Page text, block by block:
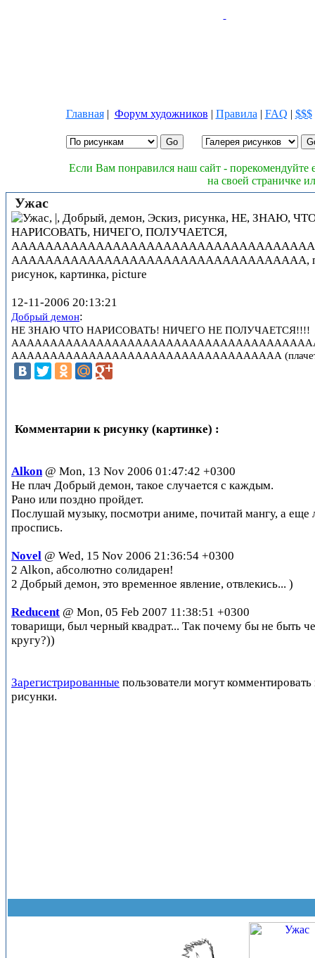
Главная| Форум художников | Правила | FAQ | $$$
Если Вам понравился наш сайт - порекомендуйте
на своей страничке
Ужас
12-11-2006 20:13:21
Добрый демон:
НЕ ЗНАЮ ЧТО НАРИСОВАТЬ! НИЧЕГО НЕ ПОЛУЧАЕТСЯ!!!!
ААААААААААААААААААААААААААААААААААА
Комментарии к рисунку (картинке) :
Alkon @ Mon, 13 Nov 2006 01:47:42 +0300
Не плач Добрый демон, такое случается с каждым.
Рано или поздно пройдет.
Послушай музыку, посмотри аниме, почитай мангу, а еще
проспись.
Novel @ Wed, 15 Nov 2006 21:36:54 +0300
2 Alkon, абсолютно солидарен!
2 Добрый демон, это временное явление, отвлекись... )
Reducent @ Mon, 05 Feb 2007 11:38:51 +0300
товарищи, был черный квадрат... Так почему бы не быть
кругу?))
Зарегистрированные пользователи могут комментировать
рисунки.